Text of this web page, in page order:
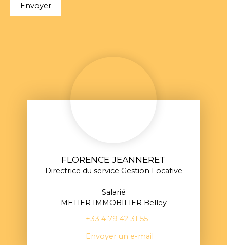
Envoyer
FLORENCE JEANNERET
Directrice du service Gestion Locative
Salarié
METIER IMMOBILIER Belley
+33 4 79 42 31 55
Envoyer un e-mail